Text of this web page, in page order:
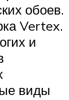
обоев.
Vertex.
и
виды